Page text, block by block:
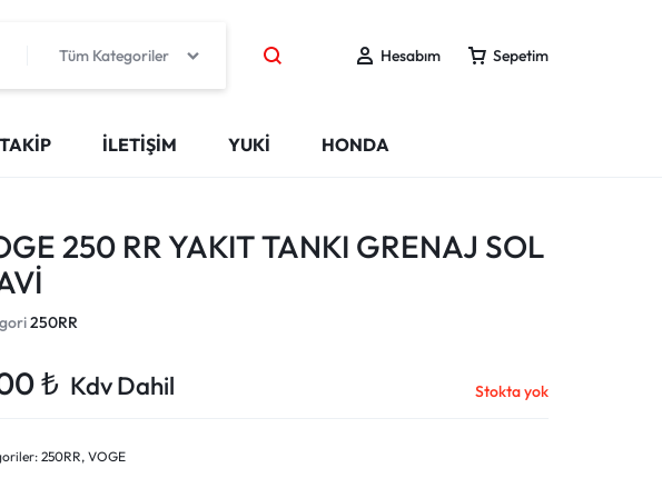
Tüm Kategoriler Hesabım Sepetim
İLETIŞIM YUKİ HONDA
250 RR YAKIT TANKI GRENAJ SOL
250RR
₺ Kdv Dahil Stokta yok
250RR,VOGE